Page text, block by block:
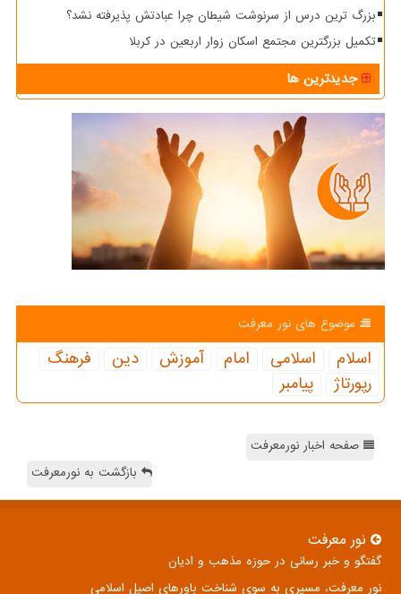
بزرگ ترین درس از سرنوشت شیطان چرا عبادتش پذیرفته نشد؟
تکمیل بزرگترین مجتمع اسکان زوار اربعین در کربلا
جدیدترین ها
موضوع های نور معرفت
اسلام اسلامی امام آموزش دین
فرهنگ
رپورتاژ
پیامبر
صفحه اخبار نورمعرفت
بازگشت به نورمعرفت
نور معرفت
گفتگو و خبر رسانی در حوزه مذهب و ادیان
نور معرفت، مسیری به سوی شناخت باورهای اصیل اسلامی